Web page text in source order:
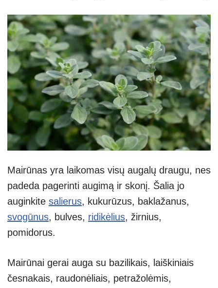
Mairūnas yra laikomas visų augalų draugu, nes
padeda pagerinti augimą ir skonį. Šalia jo
auginkite salierus, kukurūzus, baklažanus,
svogūnus, bulves, ridikėlius, žirnius,
pomidorus.
Mairūnai gerai auga su bazilikais, laiškiniais
česnakais, raudonėliais, petražolėmis,